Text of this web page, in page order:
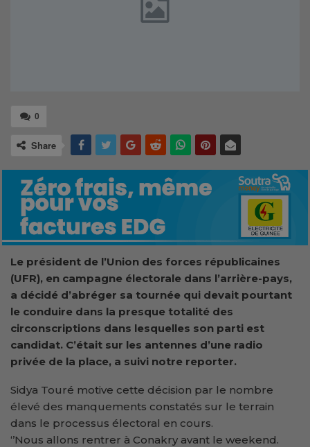
0
Share
Le président de l’Union des forces républicaines
(UFR), en campagne électorale dans l’arrière-pays,
a décidé d’abréger sa tournée qui devait pourtant
le conduire dans la presque totalité des
circonscriptions dans lesquelles son parti est
candidat. C’était sur les antennes d’une radio
privée de la place, a suivi notre reporter.
Sidya Touré motive cette décision par le nombre
élevé des manquements constatés sur le terrain
dans le processus électoral en cours.
‘’Nous allons rentrer à Conakry avant le weekend.